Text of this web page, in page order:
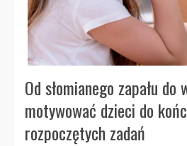
Od słomianego zapału do
motywować dzieci do
rozpoczętych zadań